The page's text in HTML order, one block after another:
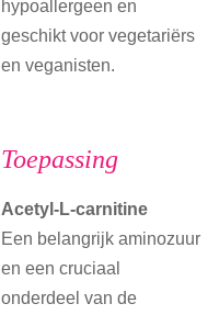
hypoallergeen en
geschikt voor vegetariërs
en veganisten.
Toepassing
Acetyl-L-carnitine
Een belangrijk aminozuur
en een cruciaal
onderdeel van de